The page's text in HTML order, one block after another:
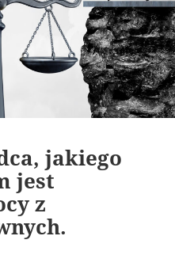
jakiego
jest
z